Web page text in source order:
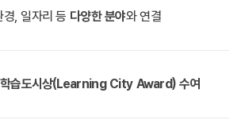
, 일자리 등 다양한 분야와 연결
습도시상(Learning City Award) 수여